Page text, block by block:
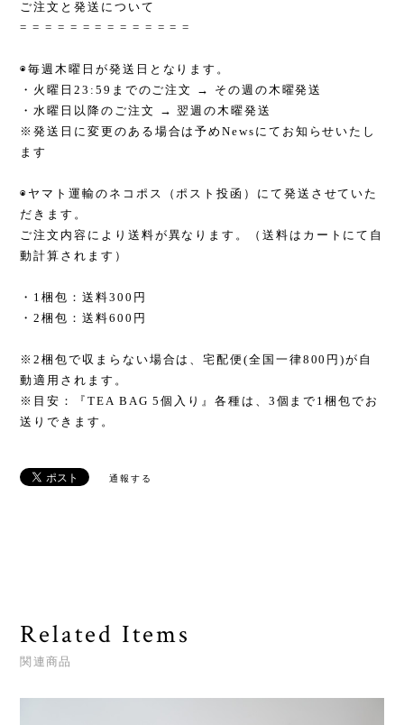
ご注文と発送について
= = = = = = = = = = = = = =
◉毎週木曜日が発送日となります。
・火曜日23:59までのご注文 → その週の木曜発送
・水曜日以降のご注文 → 翌週の木曜発送
※発送日に変更のある場合は予めNewsにてお知らせいたし
ます
◉ヤマト運輸のネコポス（ポスト投函）にて発送させていた
だきます。
ご注文内容により送料が異なります。（送料はカートにて自
動計算されます）
・1梱包：送料300円
・2梱包：送料600円
※2梱包で収まらない場合は、宅配便(全国一律800円)が自
動適用されます。
※目安：『TEA BAG 5個入り』各種は、3個まで1梱包でお
送りできます。
通報する
Related Items
関連商品